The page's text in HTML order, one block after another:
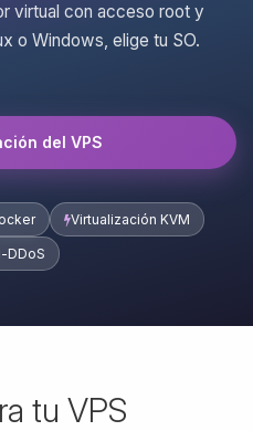
virtual con acceso root y
o Windows, elige tu SO.
del VPS
Virtualización KVM
DDoS
tu VPS